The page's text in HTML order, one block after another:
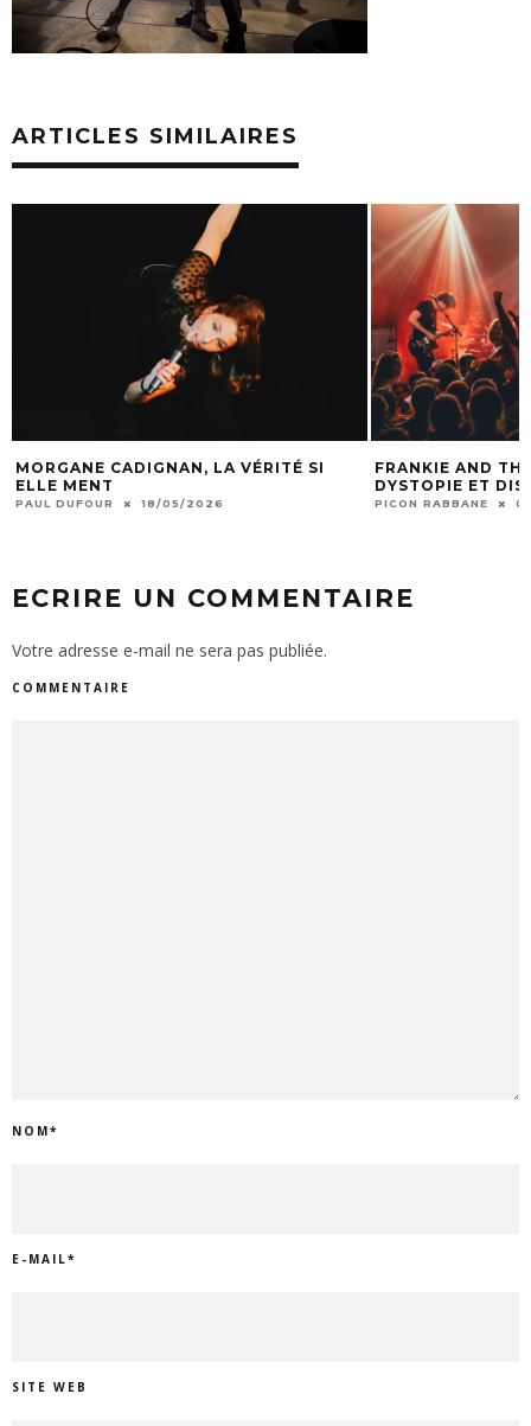
ARTICLES SIMILAIRES
MORGANE CADIGNAN, LA VÉRITÉ SI
ELLE MENT
PAUL DUFOUR 18/05/2026
FRANKIE AND
DYSTOPIE ET
PICON RABBANE
ECRIRE UN COMMENTAIRE
Votre adresse e-mail ne sera pas publiée.
COMMENTAIRE
NOM*
E-MAIL*
SITE WEB